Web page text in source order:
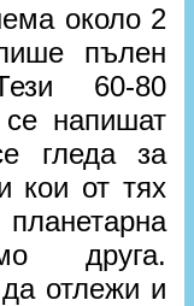
около 2
пълен
60-80
напишат
гледа за
кои от тях
друга.
отлежи и